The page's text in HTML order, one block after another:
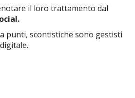
il loro trattamento dal
punti, scontistiche sono gestisti